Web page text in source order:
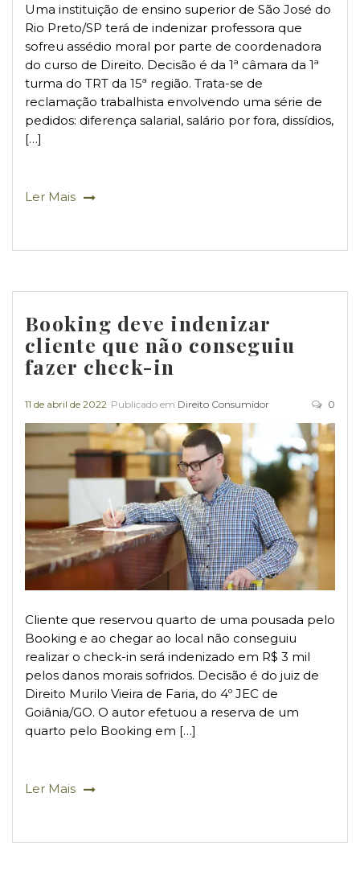
Uma instituição de ensino superior de São José do
Rio Preto/SP terá de indenizar professora que
sofreu assédio moral por parte de coordenadora
do curso de Direito. Decisão é da 1ª câmara da 1ª
turma do TRT da 15ª região. Trata-se de
reclamação trabalhista envolvendo uma série de
pedidos: diferença salarial, salário por fora, dissídios,
[…]
Ler Mais
Booking deve indenizar
cliente que não conseguiu
fazer check-in
11 de abril de 2022 Publicado em Direito Consumidor 0
Cliente que reservou quarto de uma pousada pelo
Booking e ao chegar ao local não conseguiu
realizar o check-in será indenizado em R$ 3 mil
pelos danos morais sofridos. Decisão é do juiz de
Direito Murilo Vieira de Faria, do 4º JEC de
Goiânia/GO. O autor efetuou a reserva de um
quarto pelo Booking em […]
Ler Mais